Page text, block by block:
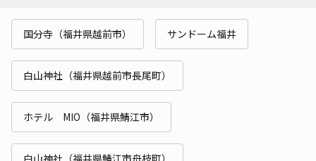
国分寺（福井県越前市） サンドーム福井
白山神社（福井県越前市長尾町）
ホテル MIO（福井県鯖江市）
白山神社（福井県鯖江市舟枝町）